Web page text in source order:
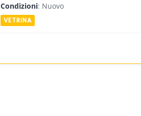
Condizioni: Nuovo